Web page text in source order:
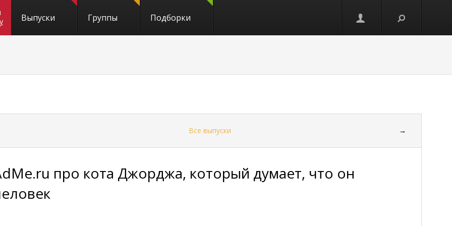
Выпуски Группы Подборки
Все выпуски →
про кота Джорджа, который думает, что он